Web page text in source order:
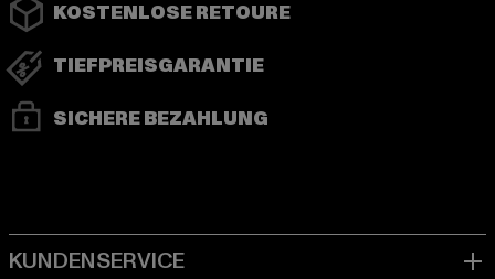
KOSTENLOSE RETOURE
TIEFPREISGARANTIE
SICHERE BEZAHLUNG